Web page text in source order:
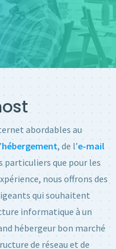
abordables au
hébergement, de l’e-mail
particuliers que pour les
nous offrons des
qui souhaitent
informatique à un
hébergeur bon marché
de réseau et de